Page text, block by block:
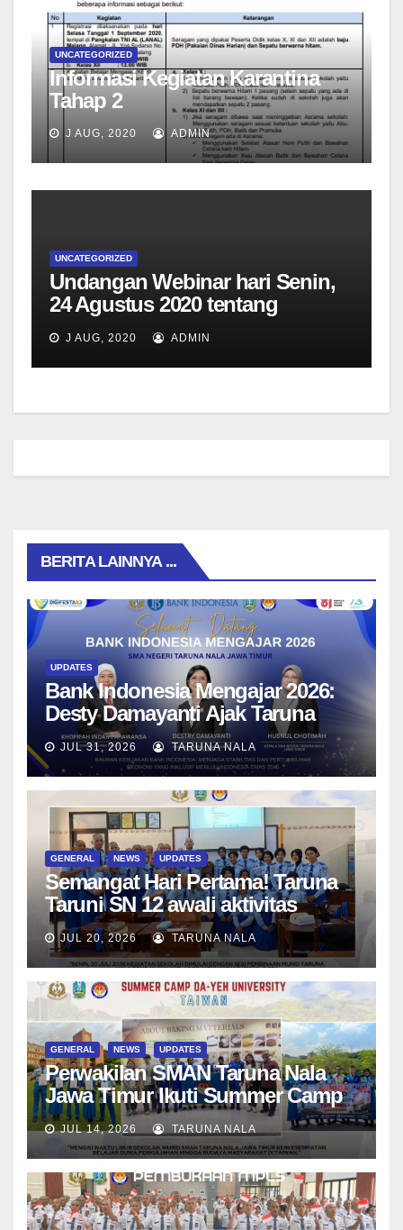
UNCATEGORIZED
Informasi Kegiatan Karantina
Tahap 2
J AUG, 2020 ADMIN
UNCATEGORIZED
Undangan Webinar hari Senin,
24 Agustus 2020 tentang
informasi kegiatan pembelajaran
J AUG, 2020 ADMIN
BERITA LAINNYA ...
UPDATES
Bank Indonesia Mengajar 2026:
Desty Damayanti Ajak Taruna
SMAN Taruna Nala Jawa Timur
Menjadi Generasi Pemimpin
Berwawasan Global
JUL 31, 2026 TARUNA NALA
GENERAL NEWS UPDATES
Semangat Hari Pertama! Taruna
Taruni SN 12 awali aktivitas
bersama Wali Kelas dan Tes
Asesmen Diagnostik
JUL 20, 2026 TARUNA NALA
GENERAL NEWS UPDATES
Perwakilan SMAN Taruna Nala
Jawa Timur Ikuti Summer Camp
di Da-Yeh University, Taiwan
JUL 14, 2026 TARUNA NALA